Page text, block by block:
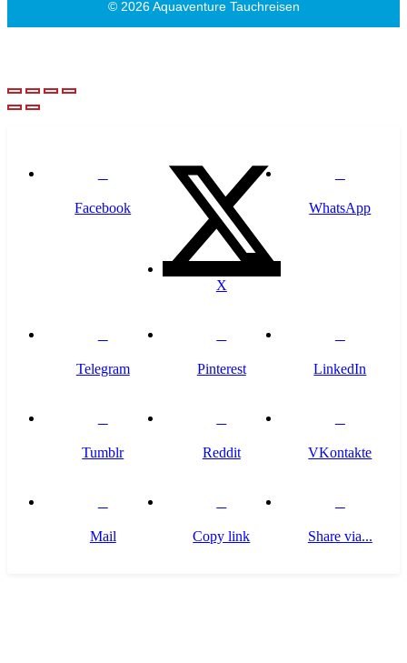
© 2026 Aquaventure Tauchreisen
Facebook
X
WhatsApp
Telegram Pinterest LinkedIn
Tumblr Reddit VKontakte
Mail Copy link Share via...